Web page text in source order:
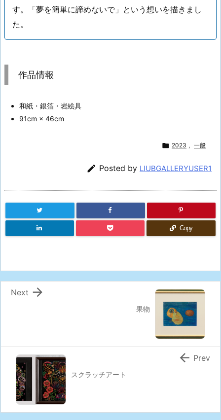
す。「夢を簡単に諦めないで」という想いを描きまし
た。
作品情報
和紙・銀箔・岩絵具
91cm × 46cm
 2023 , 一般
 Posted by LIUBGALLERYUSER1
Copy
果物

Next
スクラッチアート
 Prev